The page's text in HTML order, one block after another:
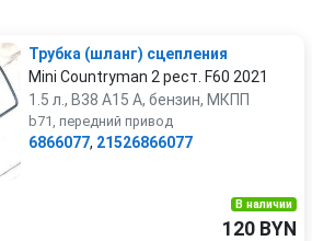
Трубка (шланг) сцепления
Mini Countryman 2 рест. F60 2021
1.5 л., B38 A15 A, бензин, МКПП
b71, передний привод
6866077, 21526866077
В наличии
120 BYN